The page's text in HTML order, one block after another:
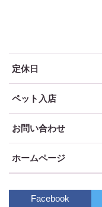
定休日
ペット入店
お問い合わせ
ホームページ
Facebook